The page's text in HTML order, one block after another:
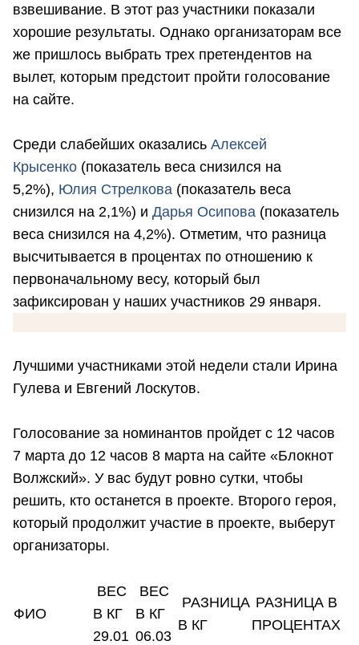
взвешивание. В этот раз участники показали
хорошие результаты. Однако организаторам все
же пришлось выбрать трех претендентов на
вылет, которым предстоит пройти голосование
на сайте.
Среди слабейших оказались Алексей
Крысенко (показатель веса снизился на
5,2%), Юлия Стрелкова (показатель веса
снизился на 2,1%) и Дарья Осипова (показатель
веса снизился на 4,2%). Отметим, что разница
высчитывается в процентах по отношению к
первоначальному весу, который был
зафиксирован у наших участников 29 января.
Лучшими участниками этой недели стали Ирина
Гулева и Евгений Лоскутов.
Голосование за номинантов пройдет с 12 часов
7 марта до 12 часов 8 марта на сайте «Блокнот
Волжский». У вас будут ровно сутки, чтобы
решить, кто останется в проекте. Второго героя,
который продолжит участие в проекте, выберут
организаторы.
ФИО
ВЕС
В КГ
29.01
ВЕС
В КГ
06.03
РАЗНИЦА
В КГ
РАЗНИЦА В
ПРОЦЕНТАХ